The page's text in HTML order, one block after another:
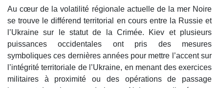
Au cœur de la volatilité régionale actuelle de la mer Noire
se trouve le différend territorial en cours entre la Russie et
l’Ukraine sur le statut de la Crimée. Kiev et plusieurs
puissances occidentales ont pris des mesures
symboliques ces dernières années pour mettre l’accent sur
l’intégrité territoriale de l’Ukraine, en menant des exercices
militaires à proximité ou des opérations de passage